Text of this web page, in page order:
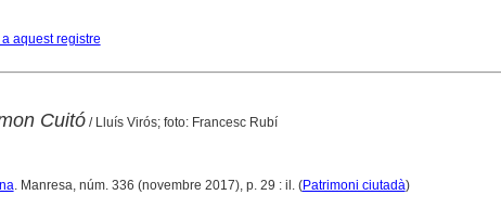
aquest registre
Cuitó/ Lluís Virós; foto: Francesc Rubí
. Manresa, núm. 336 (novembre 2017), p. 29 : il. (Patrimoni ciutadà)